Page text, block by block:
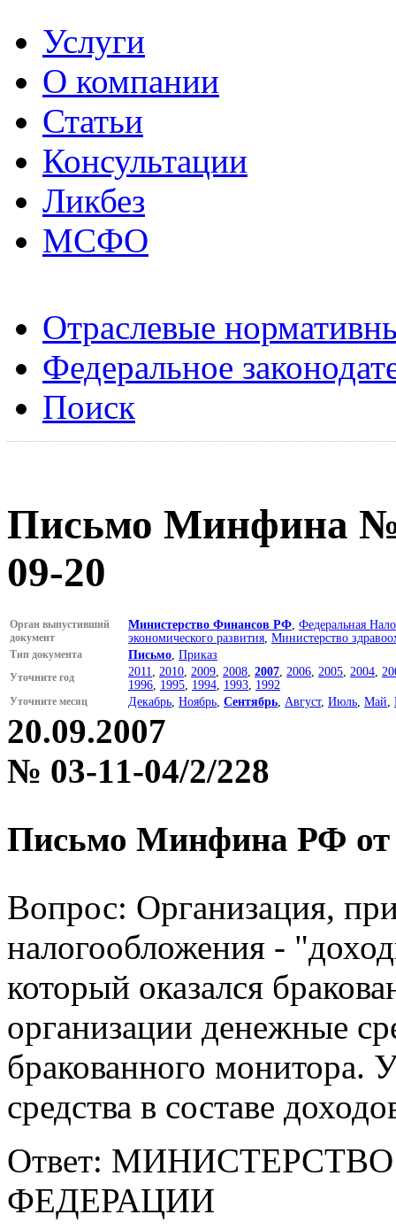
Услуги
О компании
Статьи
Консультации
Ликбез
МСФО
Отраслевые
Федеральное
Поиск
Письмо Минфина №
09-20
Орган выпустивший
документ
Министерство Финансов РФ Федеральная
экономического развития Министерство
Тип документа Письмо Приказ
Уточните год 2011 2010 2009 2008 2007 2006 2005 2004
1996 1995 1994 1993 1992
Уточните месяц Декабрь Ноябрь Сентябрь Август, Июль Май
20.09.2007
№ 03-11-04/2/228
Письмо Минфина РФ от
Вопрос: Организация,
налогообложения -
который оказался
организации денежные
бракованного монитора.
средства в составе
Ответ:
ФЕДЕРАЦИИ